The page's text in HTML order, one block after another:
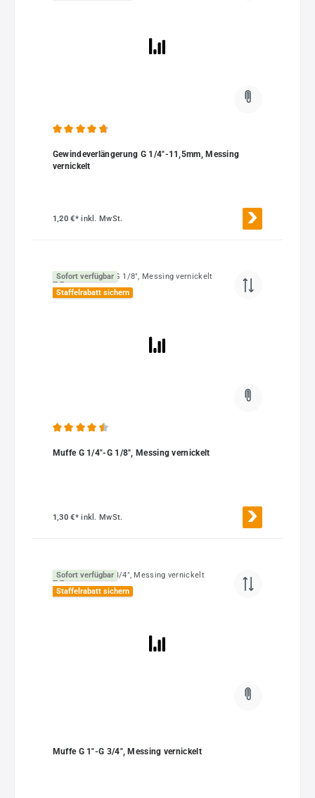
Gewindeverlängerung G 1/4"-11,5mm, Messing
vernickelt
1,20 €*inkl. MwSt.
Sofort verfügbar
Staffelrabatt sichern
Muffe G 1/4"-G 1/8", Messing vernickelt
1,30 €*inkl. MwSt.
Sofort verfügbar
Staffelrabatt sichern
Muffe G 1"-G 3/4", Messing vernickelt